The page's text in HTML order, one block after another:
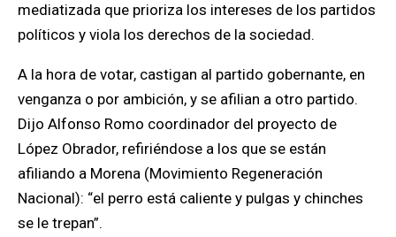
mediatizada que prioriza los intereses de los partidos
políticos y viola los derechos de la sociedad.
A la hora de votar, castigan al partido gobernante, en
venganza o por ambición, y se afilian a otro partido.
Dijo Alfonso Romo coordinador del proyecto de
López Obrador, refiriéndose a los que se están
afiliando a Morena (Movimiento Regeneración
Nacional): “el perro está caliente y pulgas y chinches
se le trepan”.